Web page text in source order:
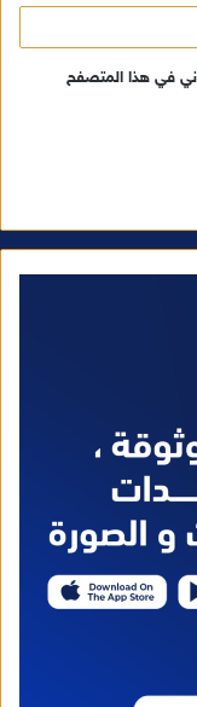
في هذا المتصفح